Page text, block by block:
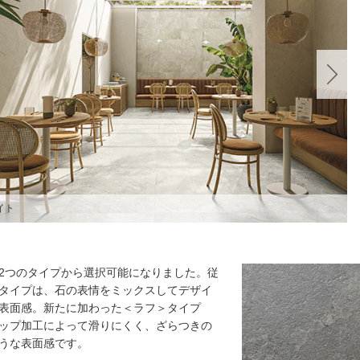
ル
つのタイプから選択可能になりました。従
イプは、石の表情をミックスしてデザイ
面感。新たに加わった＜ラフ＞タイプ
プ加工によって滑りにくく、ざらつきの
な表面感です。